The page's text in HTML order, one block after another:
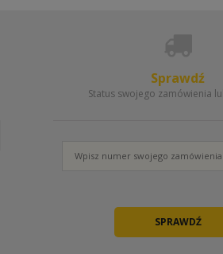
Sprawdź
Status swojego zamówienia